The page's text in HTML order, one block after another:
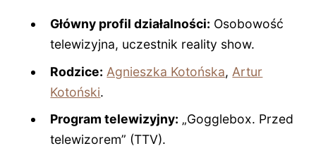
Główny profil działalności: Osobowość
telewizyjna, uczestnik reality show.
Rodzice: Agnieszka Kotońska, Artur
Kotoński.
Program telewizyjny: „Gogglebox. Przed
telewizorem” (TTV).